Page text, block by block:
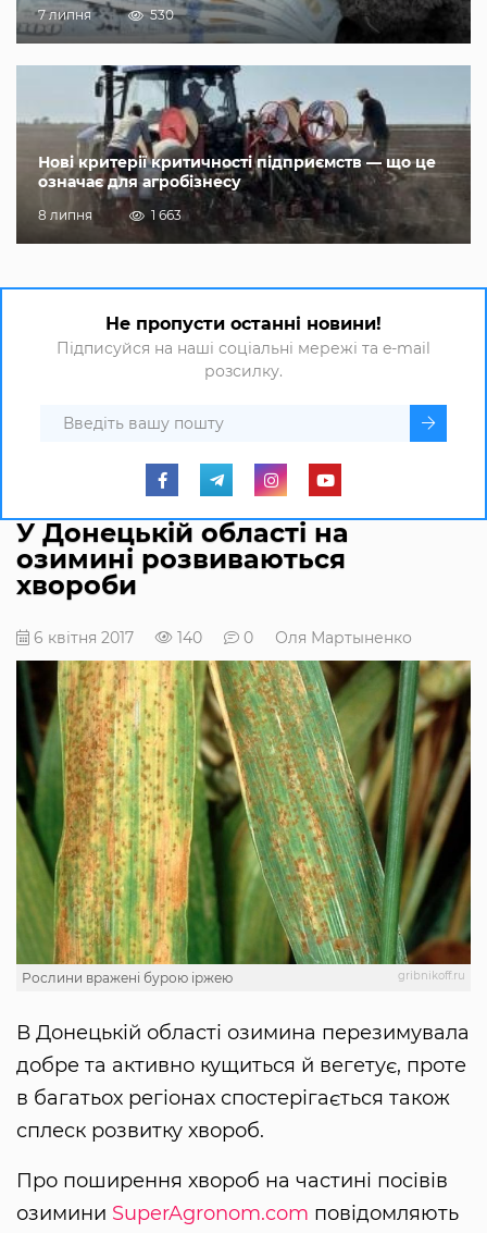
7 липня 530
Нові критерії критичності підприємств — що це
означає для агробізнесу
8 липня 1 663
Не пропусти останні новини!
Підписуйся на наші соціальні мережі та e-mail
розсилку.
У Донецькій області на
озимині розвиваються
хвороби
6 квітня 2017 140 0 Оля Мартыненко
gribnikoff.ru
Рослини вражені бурою іржею
В Донецькій області озимина перезимувала
добре та активно кущиться й вегетує, проте
в багатьох регіонах спостерігається також
сплеск розвитку хвороб.
Про поширення хвороб на частині посівів
озимини SuperAgronom.com повідомляють